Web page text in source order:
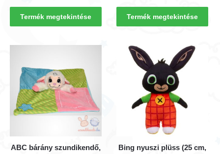
Termék megtekintése Termék megtekintése
ABC bárány szundikendő,
Bing nyuszi plüss (25 cm,